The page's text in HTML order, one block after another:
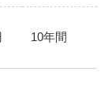
10年間